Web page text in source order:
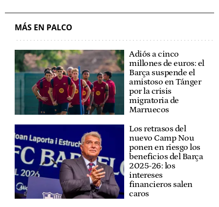
MÁS EN PALCO
Adiós a cinco
millones de euros: el
Barça suspende el
amistoso en Tánger
por la crisis
migratoria de
Marruecos
Los retrasos del
nuevo Camp Nou
ponen en riesgo los
beneficios del Barça
2025-26: los
intereses
financieros salen
caros